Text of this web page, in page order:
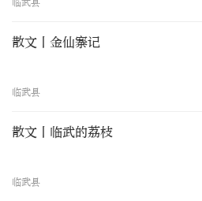
临武县
散文丨金仙寨记
临武县
散文丨临武的荔枝
临武县